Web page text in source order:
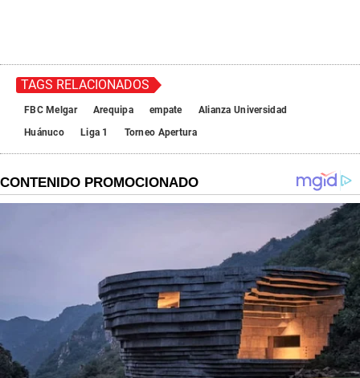
TAGS RELACIONADOS
FBC Melgar Arequipa empate
Alianza Universidad
Huánuco
Liga 1 Torneo Apertura